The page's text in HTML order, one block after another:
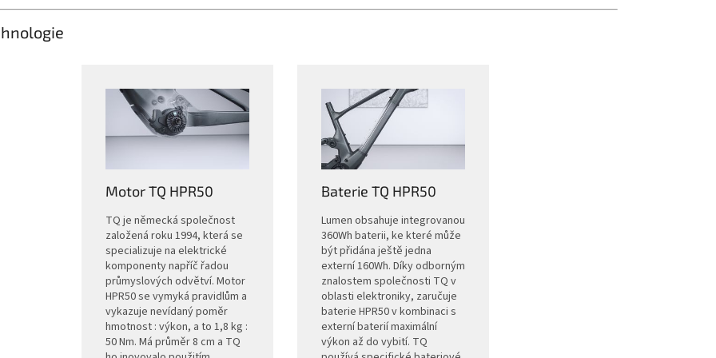
Motor TQ HPR50
TQ je německá společnost
založená roku 1994, která se
specializuje na elektrické
komponenty napříč řadou
průmyslových odvětví. Motor
HPR50 se vymyká pravidlům a
vykazuje nevídaný poměr
hmotnost : výkon, a to 1,8 kg :
50 Nm. Má průměr 8 cm a TQ
Baterie TQ HPR50
Lumen obsahuje integrovanou
360Wh baterii, ke které může
být přidána ještě jedna
externí 160Wh. Díky odborným
znalostem společnosti TQ v
oblasti elektroniky, zaručuje
baterie HPR50 v kombinaci s
externí baterií maximální
výkon až do vybití. TQ